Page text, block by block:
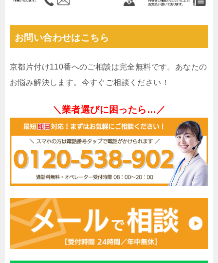
お問い合わせはこちら
京都片付け110番へのご相談は完全無料です。あなたの
お悩み解決します。今すぐご相談ください！
＼業者選びに困ったら…／